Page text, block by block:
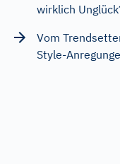
wirklich
Vom
Style-